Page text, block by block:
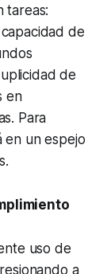
tareas:
de
de
en
Para
en un espejo
uso de
a